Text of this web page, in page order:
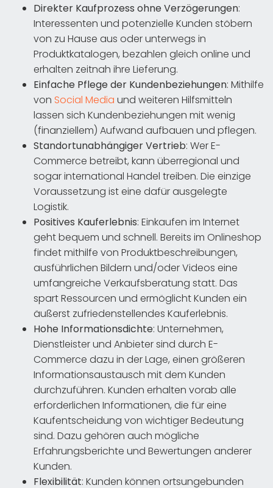
Direkter Kaufprozess ohne Verzögerungen:
Interessenten und potenzielle Kunden stöbern
von zu Hause aus oder unterwegs in
Produktkatalogen, bezahlen gleich online und
erhalten zeitnah ihre Lieferung.
Einfache Pflege der Kundenbeziehungen: Mithilfe
von Social Media und weiteren Hilfsmitteln
lassen sich Kundenbeziehungen mit wenig
(finanziellem) Aufwand aufbauen und pflegen.
Standortunabhängiger Vertrieb: Wer E-
Commerce betreibt, kann überregional und
sogar international Handel treiben. Die einzige
Voraussetzung ist eine dafür ausgelegte
Logistik.
Positives Kauferlebnis: Einkaufen im Internet
geht bequem und schnell. Bereits im Onlineshop
findet mithilfe von Produktbeschreibungen,
ausführlichen Bildern und/oder Videos eine
umfangreiche Verkaufsberatung statt. Das
spart Ressourcen und ermöglicht Kunden ein
äußerst zufriedenstellendes Kauferlebnis.
Hohe Informationsdichte: Unternehmen,
Dienstleister und Anbieter sind durch E-
Commerce dazu in der Lage, einen größeren
Informationsaustausch mit dem Kunden
durchzuführen. Kunden erhalten vorab alle
erforderlichen Informationen, die für eine
Kaufentscheidung von wichtiger Bedeutung
sind. Dazu gehören auch mögliche
Erfahrungsberichte und Bewertungen anderer
Kunden.
Flexibilität: Kunden können ortsungebunden